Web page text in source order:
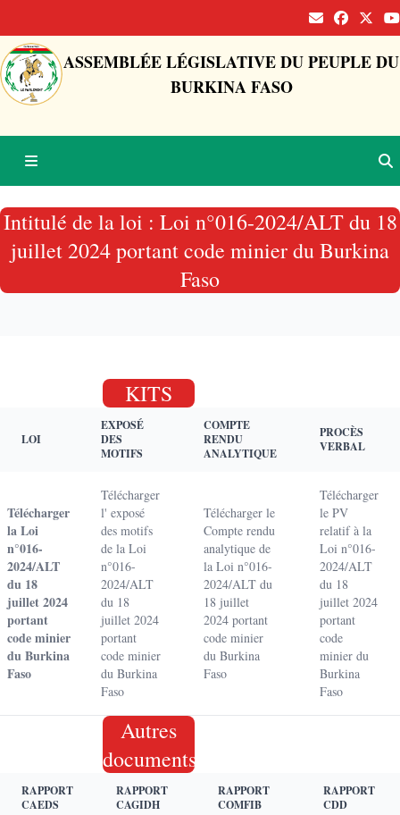
ASSEMBLÉE LÉGISLATIVE DU PEUPLE DU
BURKINA FASO
Intitulé de la loi : Loi n°016-2024/ALT du 18
juillet 2024 portant code minier du Burkina
Faso
KITS
LOI
EXPOSÉ
DES
MOTIFS
COMPTE
RENDU
ANALYTIQUE
PROCÈS
VERBAL
Télécharger
la Loi
n°016-
2024/ALT
du 18
juillet 2024
portant
code minier
du Burkina
Faso
Télécharger
l' exposé
des motifs
de la Loi
n°016-
2024/ALT
du 18
juillet 2024
portant
code minier
du Burkina
Faso
Télécharger le
Compte rendu
analytique de
la Loi n°016-
2024/ALT du
18 juillet
2024 portant
code minier
du Burkina
Faso
Télécharger
le PV
relatif à la
Loi n°016-
2024/ALT
du 18
juillet 2024
portant
code
minier du
Burkina
Faso
Autres
documents
RAPPORT
CAEDS
RAPPORT
CAGIDH
RAPPORT
COMFIB
RAPPORT
CDD